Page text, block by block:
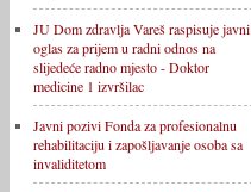
JU Dom zdravlja Vareš raspisuje javni
oglas za prijem u radni odnos na
slijedeće radno mjesto - Doktor
medicine 1 izvršilac
Javni pozivi Fonda za profesionalnu
rehabilitaciju i zapošljavanje osoba sa
invaliditetom